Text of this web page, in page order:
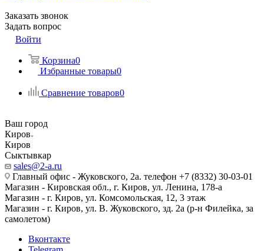
Заказать звонок
Задать вопрос
Войти
Корзина0
Избранные товары0
Сравнение товаров0
Ваш город
Киров
Киров
Сыктывкар
sales@2-a.ru
Главный офис - Жуковского, 2а. телефон +7 (8332) 30-03-01
Магазин - Кировская обл., г. Киров, ул. Ленина, 178-а
Магазин - г. Киров, ул. Комсомольская, 12, 3 этаж
Магазин - г. Киров, ул. В. Жуковского, зд. 2а (р-н Филейка, за
самолетом)
Вконтакте